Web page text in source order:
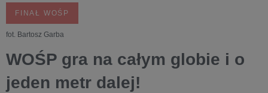
FINAŁ WOŚP
fot. Bartosz Garba
WOŚP gra na całym globie i o
jeden metr dalej!